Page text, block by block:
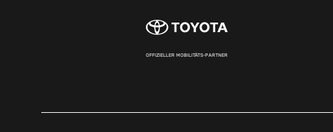
OFFIZIELLER MOBILITÄTS-PARTNER